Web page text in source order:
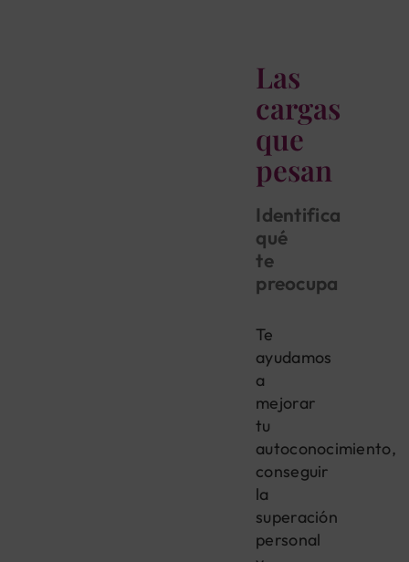
Las
cargas
que
pesan
Identifica
qué
te
preocupa
Te
ayudamos
a
mejorar
tu
autoconocimiento,
conseguir
la
superación
personal